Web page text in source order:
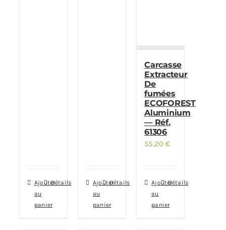
Ajouter
au
panier
Détails
Ajouter
au
panier
Détails
Carcasse
Extracteur
De
fumées
ECOFOREST
Aluminium
— Réf.
61306
55,20€
Ajouter
au
panier
Détails